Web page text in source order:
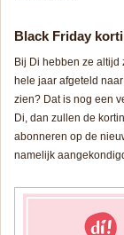
Black Friday
Bij Di hebben ze altijd
hele jaar afgeteld
zien? Dat is nog een
Di, dan zullen de
abonneren op de
namelijk